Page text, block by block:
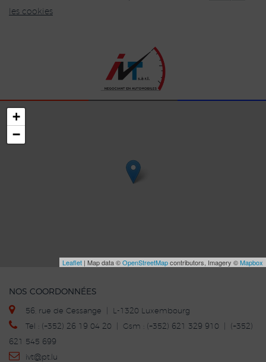
les cookies
+
−
Leaflet | Map data ©OpenStreetMapcontributors, Imagery ©Mapbox
NOS COORDONNÉES
56, rue de Cessange | L-1320 Luxembourg
Tel : (+352) 26 19 04 20 | Gsm : (+352) 621 329 910 | (+352)
621 545 699
ivt@pt.lu